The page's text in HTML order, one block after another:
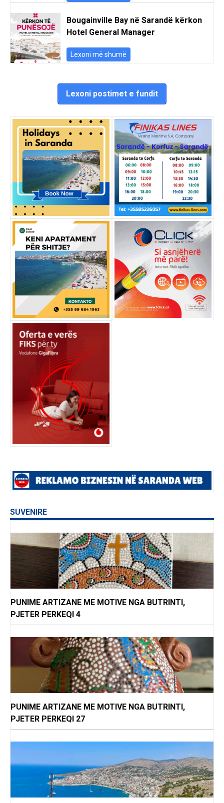
Bougainville Bay në Sarandë kërkon
Hotel General Manager
Lexoni më shumë
Lexoni postimet e fundit
SUVENIRE
PUNIME ARTIZANE ME MOTIVE NGA BUTRINTI,
PJETER PERKEQI 4
PUNIME ARTIZANE ME MOTIVE NGA BUTRINTI,
PJETER PERKEQI 27